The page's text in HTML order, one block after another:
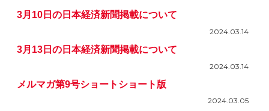
3月10日の日本経済新聞掲載について
2024.03.14
3月13日の日本経済新聞掲載について
2024.03.14
メルマガ第9号ショートショート版
2024.03.05